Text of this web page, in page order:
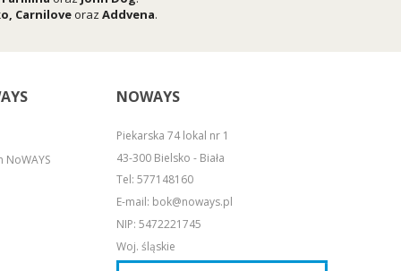
, Carniloveoraz Addvena.
NoWAYS
NOWAYS
Piekarska 74 lokal nr 1
43-300 Bielsko - Biała
Tel: 577148160
E-mail: bok@noways.pl
NIP: 5472221745
Woj. śląskie